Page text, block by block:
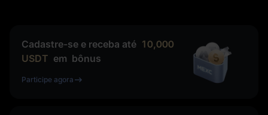
Cadastre-se e receba até 10,000
USDT em bônus
Participe agora